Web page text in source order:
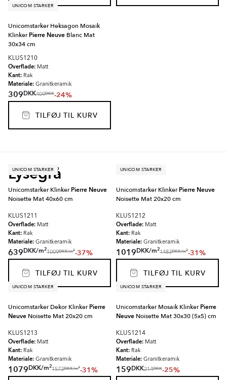
UNICOM STARKER
Unicomstarker Heksagon Mosaik
KlinkerPierre Neuve Blanc Mat
30x34 cm
KLUS1210
Overflade: Matt
Kant: Rak
Materiale: Granitkeramik
309DKK409DKK-24%
TILFØJ TIL KURV
Lysegrå
UNICOM STARKER
Unicomstarker KlinkerPierre Neuve
Noisette Mat 40x60 cm
KLUS1211
Overflade: Matt
Kant: Rak
Materiale: Granitkeramik
639DKK/m2
1009DKK/m2-37%
TILFØJ TIL KURV
UNICOM STARKER
Unicomstarker KlinkerPierre Neuve
Noisette Mat 20x20 cm
KLUS1212
Overflade: Matt
Kant: Rak
Materiale: Granitkeramik
1019DKK/m2
1483DKK/m2-31%
TILFØJ TIL KURV
UNICOM STARKER
Unicomstarker Dekor KlinkerPierre
Neuve Noisette Mat 20x20 cm
KLUS1213
Overflade: Matt
Kant: Rak
Materiale: Granitkeramik
1079DKK/m2
1573DKK/m2-31%
UNICOM STARKER
Unicomstarker Mosaik KlinkerPierre
Neuve Noisette Mat 30x30 (5x5) cm
KLUS1214
Overflade: Matt
Kant: Rak
Materiale: Granitkeramik
159DKK214DKK-25%